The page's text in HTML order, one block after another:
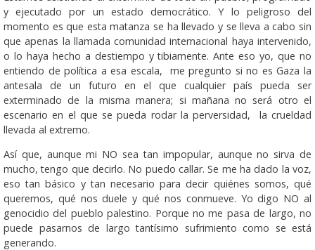
y ejecutado por un estado democrático. Y lo peligroso del
momento es que esta matanza se ha llevado y se lleva a cabo sin
que apenas la llamada comunidad internacional haya intervenido,
o lo haya hecho a destiempo y tibiamente. Ante eso yo, que no
entiendo de política a esa escala, me pregunto si no es Gaza la
antesala de un futuro en el que cualquier país pueda ser
exterminado de la misma manera; si mañana no será otro el
escenario en el que se pueda rodar la perversidad, la crueldad
llevada al extremo.
Así que, aunque mi NO sea tan impopular, aunque no sirva de
mucho, tengo que decirlo. No puedo callar. Se me ha dado la voz,
eso tan básico y tan necesario para decir quiénes somos, qué
queremos, qué nos duele y qué nos conmueve. Yo digo NO al
genocidio del pueblo palestino. Porque no me pasa de largo, no
puede pasarnos de largo tantísimo sufrimiento como se está
generando.